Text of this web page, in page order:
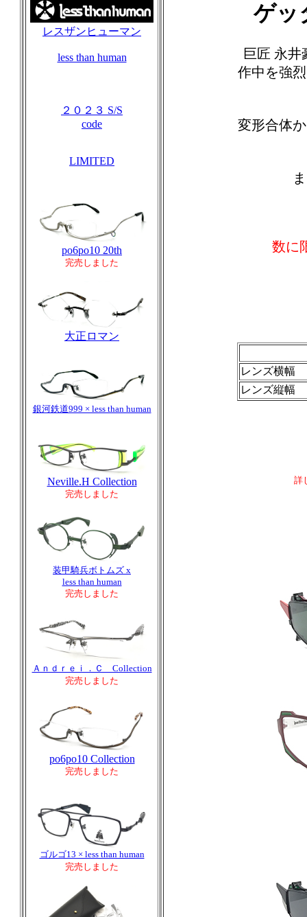
レスザンヒューマン
less than human
２０２３ S/S
code
LIMITED
po6po10 20th
完売しました
大正ロマン
銀河鉄道999 × less than human
Neville.H Collection
完売しました
装甲騎兵ボトムズ x
less than human
完売しました
Ａｎｄｒｅｉ．Ｃ Collection
完売しました
po6po10 Collection
完売しました
ゴルゴ13 × less than human
完売しました
ゲッ
巨匠 永井
作中を強
変形合体
数に
レンズ横幅
レンズ縦幅
詳